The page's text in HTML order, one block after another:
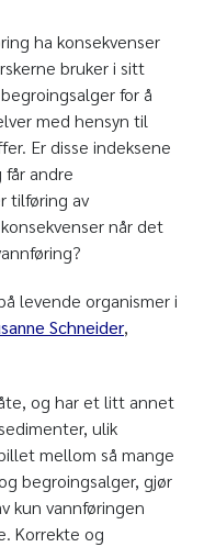
ha konsekvenser
bruker i sitt
for å
med hensyn til
Er disse indeksene
andre
tilføring av
når det
levende organismer i
Schneider,
og har et litt annet
ulik
mellom så mange
begroingsalger, gjør
kun vannføringen
Korrekte og